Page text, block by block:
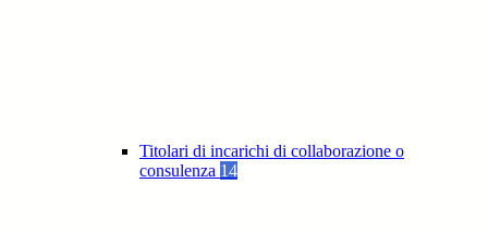
Titolari di incarichi di collaborazione o
consulenza 14